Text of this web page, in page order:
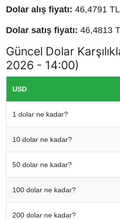
Dolar alış fiyatı: 46,4791 TL
Dolar satış fiyatı: 46,4813
Güncel Dolar
2026 - 14:00)
USD
1 dolar ne kadar?
10 dolar ne kadar?
50 dolar ne kadar?
100 dolar ne kadar?
200 dolar ne kadar?